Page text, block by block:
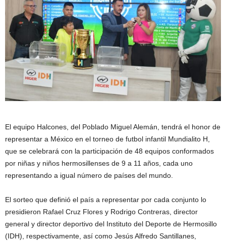
El equipo Halcones, del Poblado Miguel Alemán, tendrá el honor de
representar a México en el torneo de futbol infantil Mundialito H,
que se celebrará con la participación de 48 equipos conformados
por niñas y niños hermosillenses de 9 a 11 años, cada uno
representando a igual número de países del mundo.
El sorteo que definió el país a representar por cada conjunto lo
presidieron Rafael Cruz Flores y Rodrigo Contreras, director
general y director deportivo del Instituto del Deporte de Hermosillo
(IDH), respectivamente, así como Jesús Alfredo Santillanes,